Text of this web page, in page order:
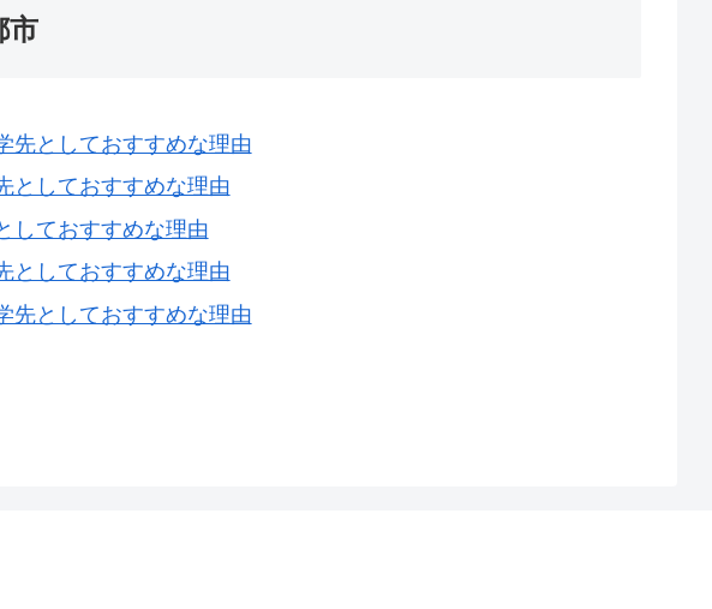
市
先としておすすめな理由
としておすすめな理由
しておすすめな理由
としておすすめな理由
先としておすすめな理由